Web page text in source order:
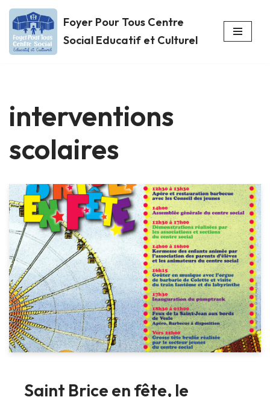
Aller
au
Foyer Pour Tous Centre
Social Educatif et Culturel
interventions
scolaires
Saint Brice en fête, le